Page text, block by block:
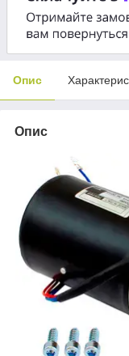
Опис
Опис